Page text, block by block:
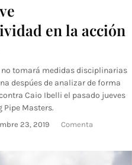
en la acción
no tomará medidas disciplinarias
despúes de analizar de forma
Caio Ibelli el pasado jueves
Masters.
23, 2019 Comenta